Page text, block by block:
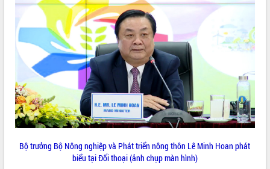
Kết nối tour, đẩy mạnh chuyển đổi số
để phát triển du lịch Đắk Lắk
Khởi động Dự án Đầu tư xây dựng hạ
tầng kỹ thuật Cụm công nghiệp Tân
Tiến
Gặp mặt các cơ quan báo chí nhân Kỷ
niệm 101 năm Ngày Báo chí Cách
mạng Việt Nam
Đắk Lắk sơ kết 4 năm triển khai thực
hiện Đề án 06 của Chính phủ
Quy hoạch và Xúc tiến đầu tư tỉnh Đắk
Bộ trưởng Bộ Nông nghiệp và Phát triển nông thôn Lê Minh Hoan phát
biểu tại Đối thoại (ảnh chụp màn hình)